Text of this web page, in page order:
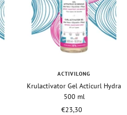
ACTIVILONG
Krulactivator Gel Acticurl Hydra
500 ml
Vraagprijs
€23,30